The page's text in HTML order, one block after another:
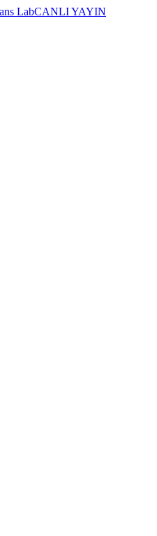
LabCANLI YAYIN